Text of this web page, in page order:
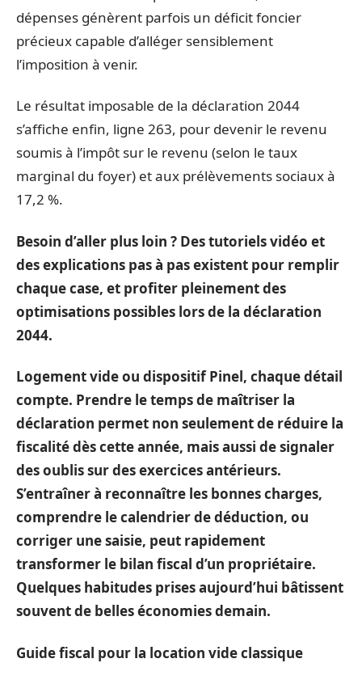
dépenses génèrent parfois un déficit foncier
précieux capable d’alléger sensiblement
l’imposition à venir.
Le résultat imposable de la déclaration 2044
s’affiche enfin, ligne 263, pour devenir le revenu
soumis à l’impôt sur le revenu (selon le taux
marginal du foyer) et aux prélèvements sociaux à
17,2 %.
Besoin d’aller plus loin ? Des tutoriels vidéo et
des explications pas à pas existent pour remplir
chaque case, et profiter pleinement des
optimisations possibles lors de la déclaration
2044.
Logement vide ou dispositif Pinel, chaque détail
compte. Prendre le temps de maîtriser la
déclaration permet non seulement de réduire la
fiscalité dès cette année, mais aussi de signaler
des oublis sur des exercices antérieurs.
S’entraîner à reconnaître les bonnes charges,
comprendre le calendrier de déduction, ou
corriger une saisie, peut rapidement
transformer le bilan fiscal d’un propriétaire.
Quelques habitudes prises aujourd’hui bâtissent
souvent de belles économies demain.
Guide fiscal pour la location vide classique